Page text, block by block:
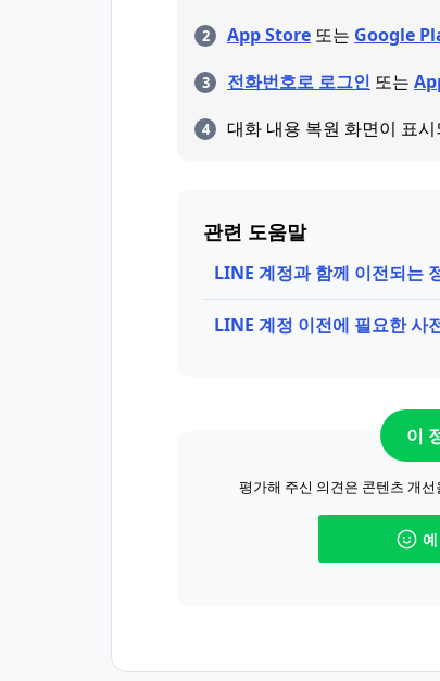
App Store 또는 Google
전화번호로 로그인 또는
대화 내용 복원 화면이 표시
관련 도움말
LINE 계정과 함께 이전되는
LINE 계정 이전에 필요한 사
이
평가해 주신 의견은 콘텐츠 개
예